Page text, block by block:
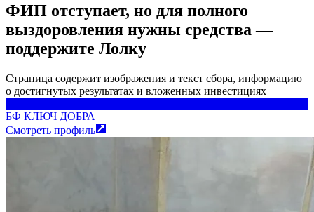
ФИП отступает, но для полного
выздоровления нужны средства —
поддержите Лолку
Страница содержит изображения и текст сбора, информацию
о достигнутых результатах и вложенных инвестициях
БФ КЛЮЧ ДОБРА
Смотреть профиль